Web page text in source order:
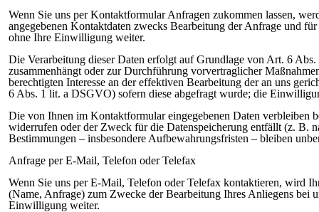
Wenn Sie uns per Kontaktformular Anfragen zukommen lassen,
angegebenen Kontaktdaten zwecks Bearbeitung der Anfrage und
ohne Ihre Einwilligung weiter.
Die Verarbeitung dieser Daten erfolgt auf Grundlage von Art. 6
zusammenhängt oder zur Durchführung vorvertraglicher
berechtigten Interesse an der effektiven Bearbeitung der an uns
6 Abs. 1 lit. a DSGVO) sofern diese abgefragt wurde; die
Die von Ihnen im Kontaktformular eingegebenen Daten verbleiben
widerrufen oder der Zweck für die Datenspeicherung entfällt (z. B.
Bestimmungen – insbesondere Aufbewahrungsfristen – bleiben
Anfrage per E-Mail, Telefon oder Telefax
Wenn Sie uns per E-Mail, Telefon oder Telefax kontaktieren, wird
(Name, Anfrage) zum Zwecke der Bearbeitung Ihres Anliegens bei
Einwilligung weiter.